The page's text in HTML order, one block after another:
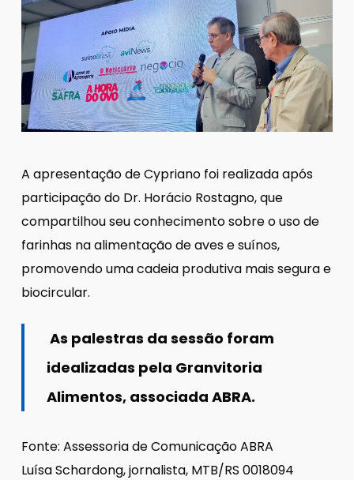
A apresentação de Cypriano foi realizada após
participação do Dr. Horácio Rostagno, que
compartilhou seu conhecimento sobre o uso de
farinhas na alimentação de aves e suínos,
promovendo uma cadeia produtiva mais segura e
biocircular.
As palestras da sessão foram
idealizadas pela Granvitoria
Alimentos, associada ABRA.
Fonte: Assessoria de Comunicação ABRA
Luísa Schardong, jornalista, MTB/RS 0018094